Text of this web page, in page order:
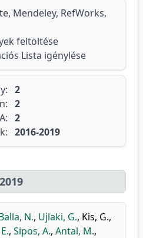
Mendeley, RefWorks,
feltöltése
Lista igénylése
2
2
2
2016-2019
2019
N., Ujlaki, G., Kis, G.,
, Sipos, A., Antal, M.,